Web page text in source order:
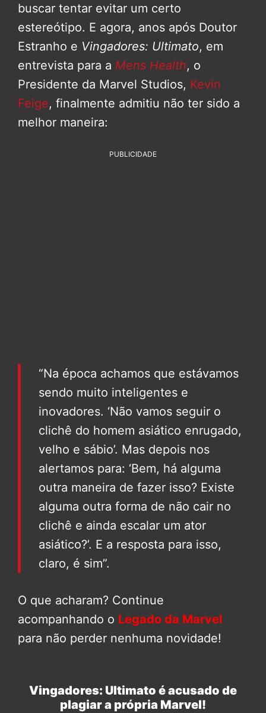
buscar tentar evitar um certo
estereótipo. E agora, anos após Doutor
Estranho e Vingadores: Ultimato, em
entrevista para a Mens Health, o
Presidente da Marvel Studios, Kevin
Feige, finalmente admitiu não ter sido a
melhor maneira:
PUBLICIDADE
“Na época achamos que estávamos
sendo muito inteligentes e
inovadores. ‘Não vamos seguir o
clichê do homem asiático enrugado,
velho e sábio’. Mas depois nos
alertamos para: ‘Bem, há alguma
outra maneira de fazer isso? Existe
alguma outra forma de não cair no
clichê e ainda escalar um ator
asiático?’. E a resposta para isso,
claro, é sim”.
O que acharam? Continue
acompanhando o Legado da Marvel
para não perder nenhuma novidade!
Vingadores: Ultimato é acusado de
plagiar a própria Marvel!